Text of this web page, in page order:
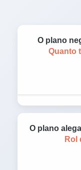
O plano
Quanto
Em casos
(Tutela
24 a 48
imediata
O plano
Rol